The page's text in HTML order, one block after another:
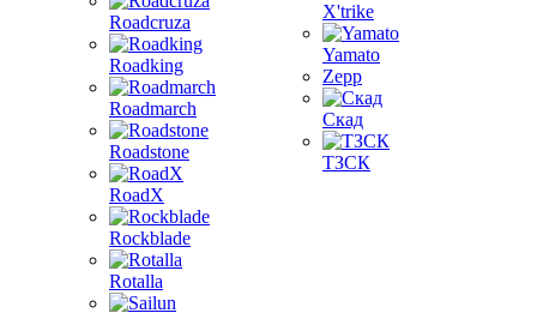
Roadcruza
Roadking
Roadmarch
Roadstone
RoadX
Rockblade
Rotalla
X'trike
Yamato
Zepp
Скад
ТЗСК